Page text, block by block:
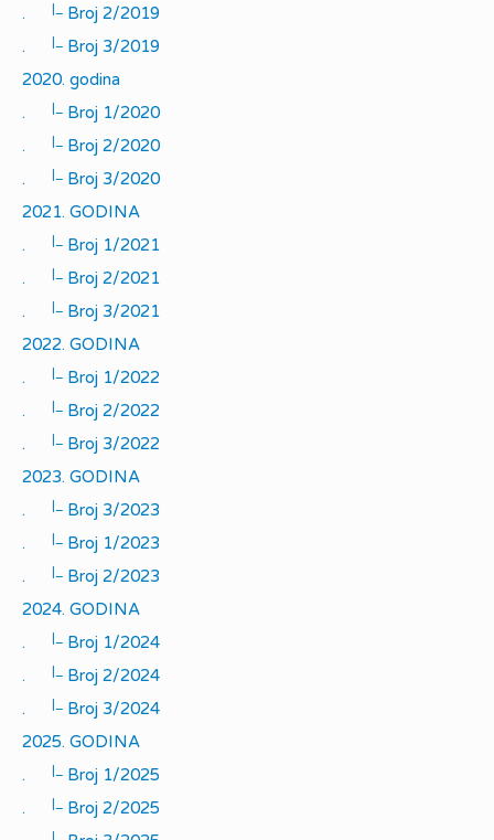
.
|_
Broj 2/2019
.
|_
Broj 3/2019
2020. godina
.
|_
Broj 1/2020
.
|_
Broj 2/2020
.
|_
Broj 3/2020
2021. GODINA
.
|_
Broj 1/2021
.
|_
Broj 2/2021
.
|_
Broj 3/2021
2022. GODINA
.
|_
Broj 1/2022
.
|_
Broj 2/2022
.
|_
Broj 3/2022
2023. GODINA
.
|_
Broj 3/2023
.
|_
Broj 1/2023
.
|_
Broj 2/2023
2024. GODINA
.
|_
Broj 1/2024
.
|_
Broj 2/2024
.
|_
Broj 3/2024
2025. GODINA
.
|_
Broj 1/2025
.
|_
Broj 2/2025
|_